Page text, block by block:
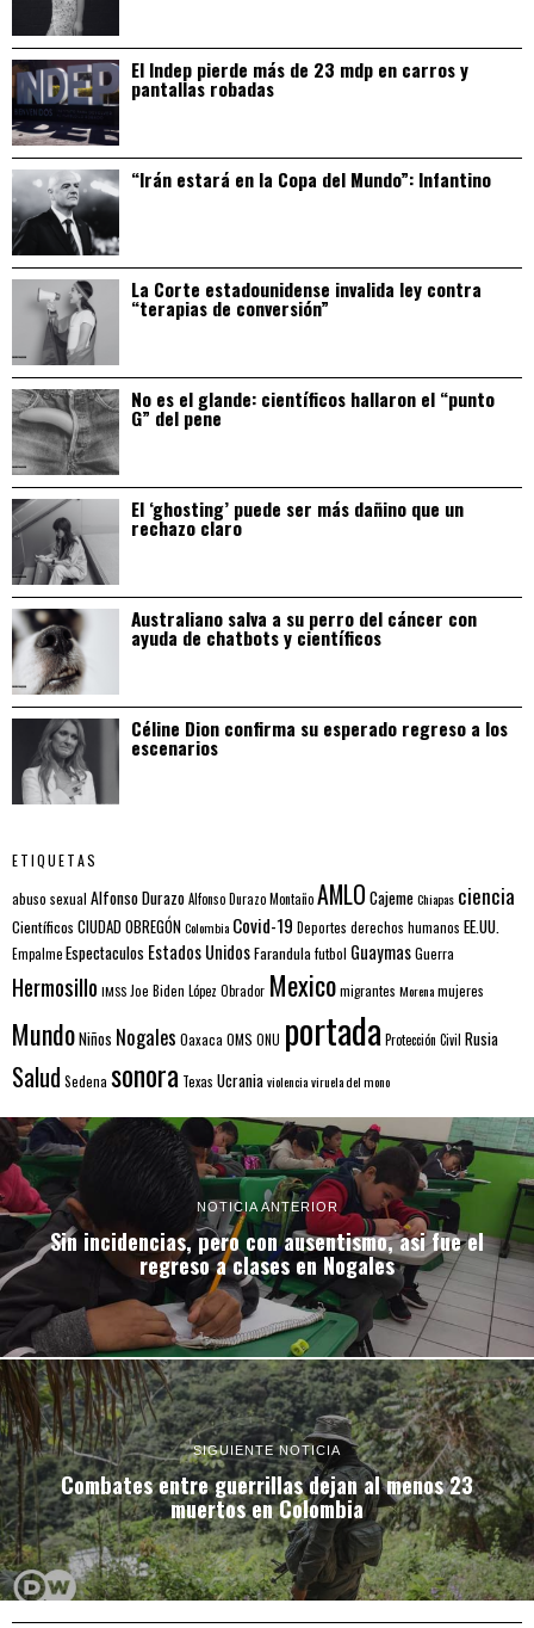
El Indep pierde más de 23 mdp en carros y
pantallas robadas
“Irán estará en la Copa del Mundo”: Infantino
La Corte estadounidense invalida ley contra
“terapias de conversión”
No es el glande: científicos hallaron el “punto
G” del pene
El ‘ghosting’ puede ser más dañino que un
rechazo claro
Australiano salva a su perro del cáncer con
ayuda de chatbots y científicos
Céline Dion confirma su esperado regreso a los
escenarios
ETIQUETAS
abuso sexual Alfonso DurazoAlfonso Durazo MontañoAMLO CajemeChiapas ciencia
Científicos CIUDAD OBREGÓNColombia Covid-19 Deportes derechos humanos EE.UU.
EmpalmeEspectaculos Estados UnidosFarandula futbol GuaymasGuerra
Hermosillo IMSS Joe Biden López Obrador Mexicomigrantes Morenamujeres
MundoNiños Nogales Oaxaca OMS ONU portada Protección Civil Rusia
Salud Sedena sonora Texas Ucraniaviolenciaviruela del mono
NOTICIA ANTERIOR
Sin incidencias, pero con ausentismo, asi fue el
regreso a clases en Nogales
SIGUIENTE NOTICIA
Combates entre guerrillas dejan al menos 23
muertos en Colombia